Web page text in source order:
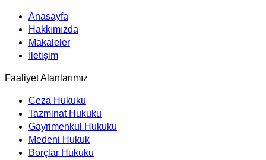
Anasayfa
Hakkımızda
Makaleler
İletişim
Faaliyet Alanlarımız
Ceza Hukuku
Tazminat Hukuku
Gayrimenkul Hukuku
Medeni Hukuk
Borçlar Hukuku